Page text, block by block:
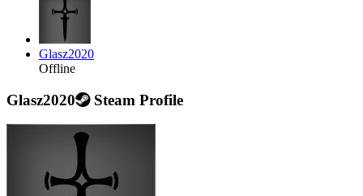
Glasz2020
Offline
Glasz2020 Steam Profile